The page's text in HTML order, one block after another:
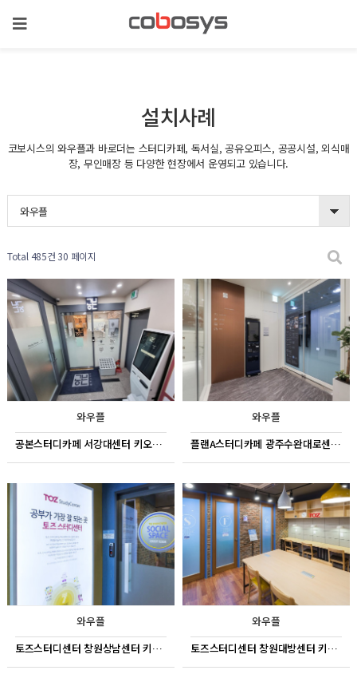
설치사례
코보시스의 와우플과 바로더는 스터디카페, 독서실, 공유오피스, 공공시설, 외식매
장, 무인매장 등 다양한 현장에서 운영되고 있습니다.
와우플
Total 485건 30 페이지
와우플
공본스터디카페 서강대센터 키오스크
와우플
플랜A스터디카페 광주수완대로센터 키오스크
와우플
토즈스터디센터 창원상남센터 키오스크
와우플
토즈스터디센터 창원대방센터 키오스크